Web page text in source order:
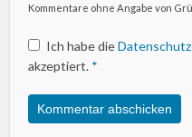
Kommentare ohne Angabe von
Ich habe die
akzeptiert. *